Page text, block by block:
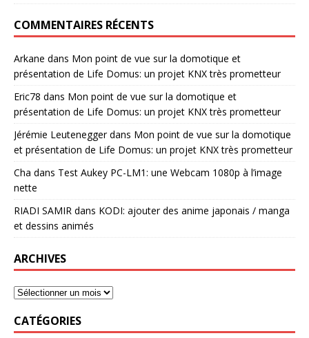
COMMENTAIRES RÉCENTS
Arkane dans Mon point de vue sur la domotique et
présentation de Life Domus: un projet KNX très prometteur
Eric78 dans Mon point de vue sur la domotique et
présentation de Life Domus: un projet KNX très prometteur
Jérémie Leuteneggerdans Mon point de vue sur la domotique
et présentation de Life Domus: un projet KNX très prometteur
Cha dans Test Aukey PC-LM1: une Webcam 1080p à l’image
nette
RIADI SAMIR dans KODI: ajouter des anime japonais / manga
et dessins animés
ARCHIVES
CATÉGORIES